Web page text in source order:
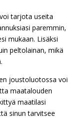
tarjota useita
paremmin,
mukaan. Lisäksi
peltolainan, mikä
joustoluotossa voi
maatalouden
maatilasi
sinun tarvitsee